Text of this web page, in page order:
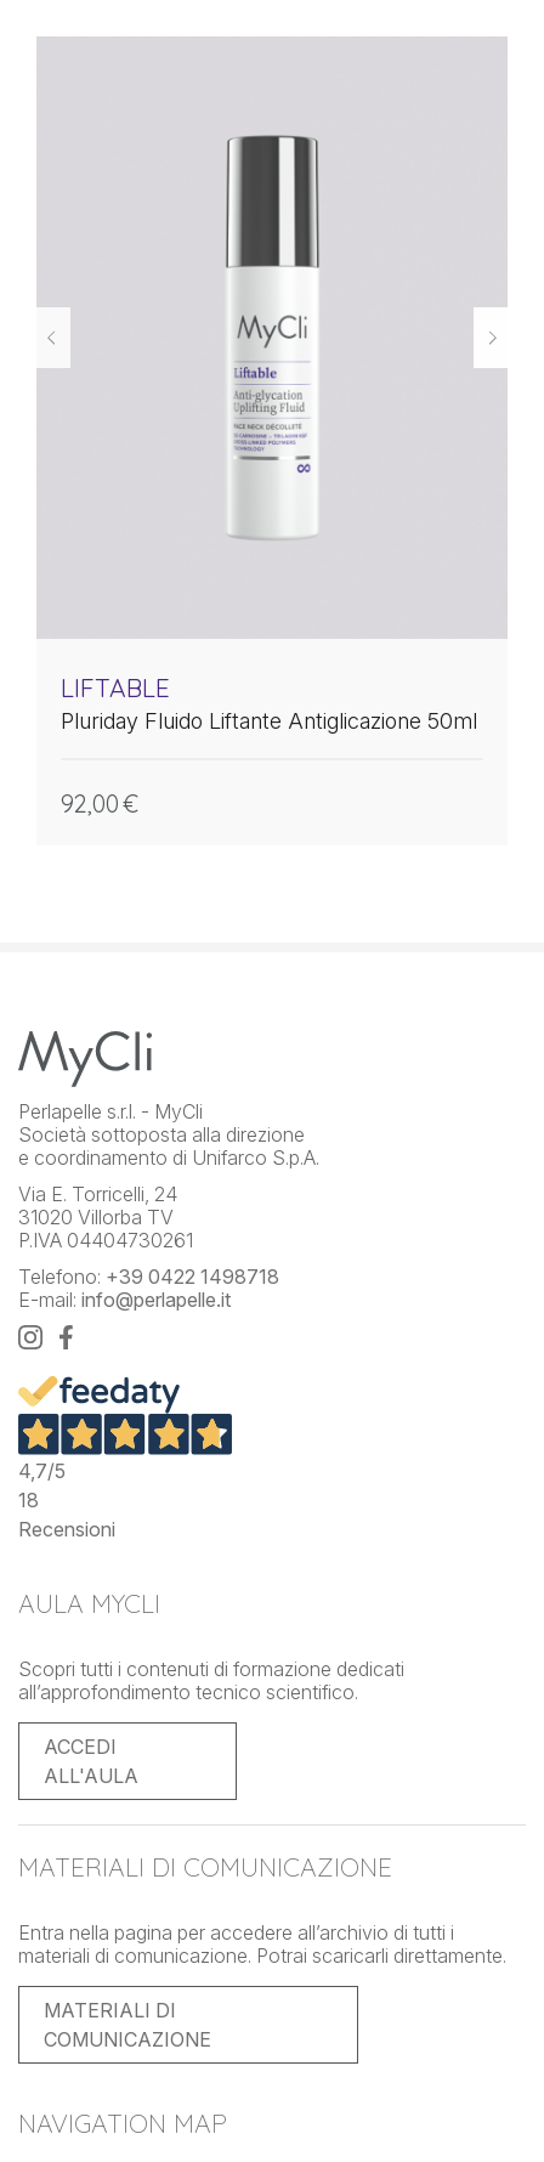
LIFTABLE
Pluriday Fluido Liftante Antiglicazione 50ml
92,00€
Perlapelle s.r.l. - MyCli
Società sottoposta alla direzione
e coordinamento di Unifarco S.p.A.
Via E. Torricelli, 24
31020 Villorba TV
P.IVA 04404730261
Telefono: +39 0422 1498718
E-mail: info@perlapelle.it
4,7/5
18
Recensioni
AULA MYCLI
Scopri tutti i contenuti di formazione dedicati
all’approfondimento tecnico scientifico.
ACCEDI
ALL'AULA
MATERIALI DI COMUNICAZIONE
Entra nella pagina per accedere all’archivio di tutti i
materiali di comunicazione. Potrai scaricarli direttamente.
MATERIALI DI
COMUNICAZIONE
NAVIGATION MAP